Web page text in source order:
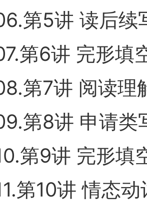
第5讲 读后
第6讲 完形填
第7讲 阅读
第8讲 申请
第9讲 完形填
第10讲 情态